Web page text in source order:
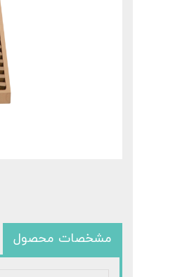
مشخصات محصول